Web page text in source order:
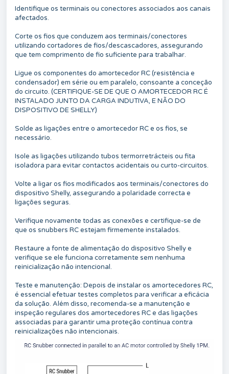
Identifique os terminais ou conectores associados aos canais
afectados.
Corte os fios que conduzem aos terminais/conectores
utilizando cortadores de fios/descascadores, assegurando
que tem comprimento de fio suficiente para trabalhar.
Ligue os componentes do amortecedor RC (resistência e
condensador) em série ou em paralelo, consoante a conceção
do circuito. (CERTIFIQUE-SE DE QUE O AMORTECEDOR RC É
INSTALADO JUNTO DA CARGA INDUTIVA, E NÃO DO
DISPOSITIVO DE SHELLY)
Solde as ligações entre o amortecedor RC e os fios, se
necessário.
Isole as ligações utilizando tubos termorretrácteis ou fita
isoladora para evitar contactos acidentais ou curto-circuitos.
Volte a ligar os fios modificados aos terminais/conectores do
dispositivo Shelly, assegurando a polaridade correcta e
ligações seguras.
Verifique novamente todas as conexões e certifique-se de
que os snubbers RC estejam firmemente instalados.
Restaure a fonte de alimentação do dispositivo Shelly e
verifique se ele funciona corretamente sem nenhuma
reinicialização não intencional.
Teste e manutenção: Depois de instalar os amortecedores RC,
é essencial efetuar testes completos para verificar a eficácia
da solução. Além disso, recomenda-se a manutenção e
inspeção regulares dos amortecedores RC e das ligações
associadas para garantir uma proteção contínua contra
reinicializações não intencionais.